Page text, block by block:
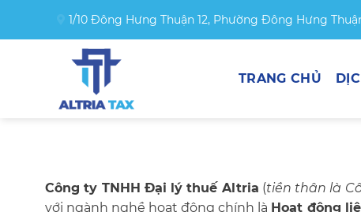
1/10 Đông Hưng Thuận 12, Phường Đông Hưng
TRANG CHỦ
Công ty TNHH Đại lý thuế Altria (tiền thân là
với ngành nghề hoạt động chính là Hoạt động